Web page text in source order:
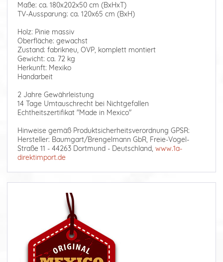
Maße: ca. 180x202x50 cm (BxHxT)
TV-Aussparung: ca. 120x65 cm (BxH)
Holz: Pinie massiv
Oberfläche: gewachst
Zustand: fabrikneu, OVP, komplett montiert
Gewicht: ca. 72 kg
Herkunft: Mexiko
Handarbeit
2 Jahre Gewährleistung
14 Tage Umtauschrecht bei Nichtgefallen
Echtheitszertifikat "Made in Mexico"
Hinweise gemäß Produktsicherheitsverordnung GPSR:
Hersteller: Baumgart/Brengelmann GbR, Freie-Vogel-
Straße 11 - 44263 Dortmund - Deutschland, www.1a-
direktimport.de